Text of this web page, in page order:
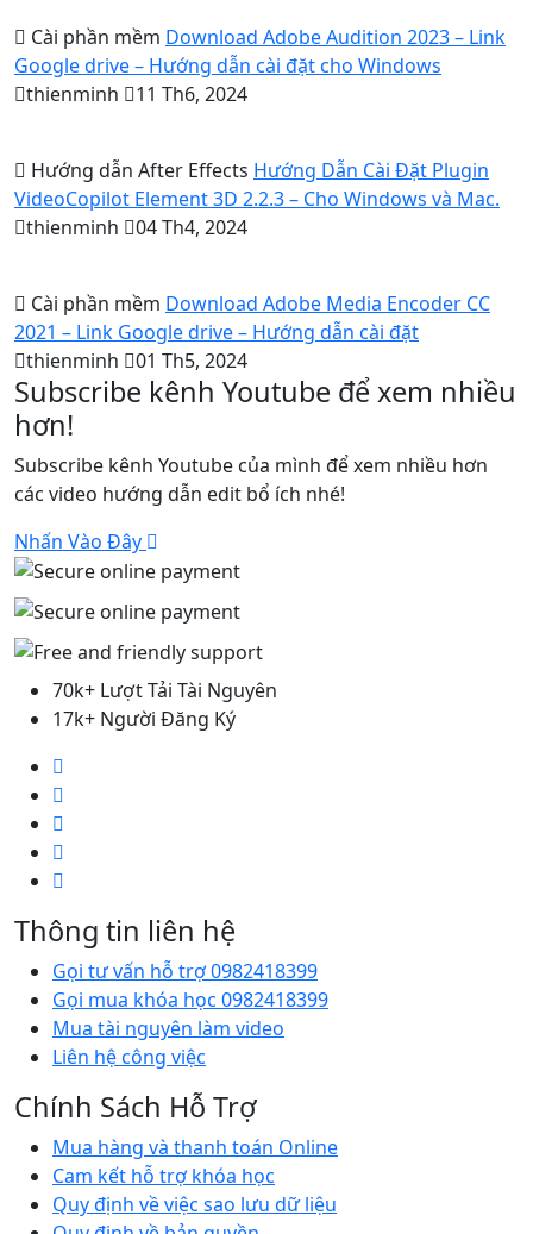
Cài phần mềm Download Adobe Audition 2023 – Link
Google drive – Hướng dẫn cài đặt cho Windows
thienminh
11 Th6, 2024
Hướng dẫn After Effects Hướng Dẫn Cài Đặt Plugin
VideoCopilot Element 3D 2.2.3 – Cho Windows và Mac.
thienminh
04 Th4, 2024
Cài phần mềm Download Adobe Media Encoder CC
2021 – Link Google drive – Hướng dẫn cài đặt
thienminh
01 Th5, 2024
Subscribe kênh Youtube để xem nhiều
hơn!
Subscribe kênh Youtube của mình để xem nhiều hơn
các video hướng dẫn edit bổ ích nhé!
Nhấn Vào Đây
70k+ Lượt Tải Tài Nguyên
17k+ Người Đăng Ký
Thông tin liên hệ
Gọi tư vấn hỗ trợ 0982418399
Gọi mua khóa học 0982418399
Mua tài nguyên làm video
Liên hệ công việc
Chính Sách Hỗ Trợ
Mua hàng và thanh toán Online
Cam kết hỗ trợ khóa học
Quy định về việc sao lưu dữ liệu